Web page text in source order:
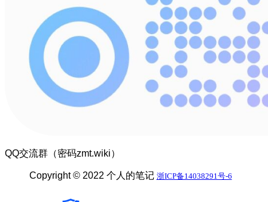
QQ交流群（密码zmt.wiki）
Copyright © 2022 个人的笔记 浙ICP备14038291号-6